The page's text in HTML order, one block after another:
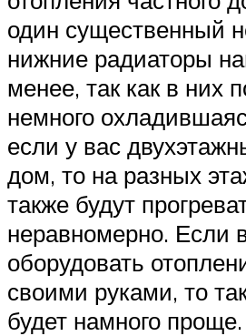
один существенный
нижние радиаторы
менее, так как в них
немного
если у вас
дом, то на разных
также будут
неравномерно. Если
оборудовать
своими руками, то
будет намного проще.